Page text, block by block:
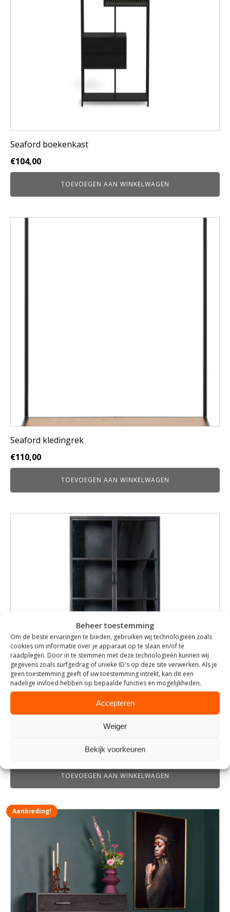
Beheer toestemming
Om de beste ervaringen te bieden, gebruiken wij technologieën zoals
cookies om informatie over je apparaat op te slaan en/of te
raadplegen. Door in te stemmen met deze technologieën kunnen wij
gegevens zoals surfgedrag of unieke ID's op deze site verwerken. Als je
geen toestemming geeft of uw toestemming intrekt, kan dit een
nadelige invloed hebben op bepaalde functies en mogelijkheden.
Accepteren
Weiger
Bekijk voorkeuren
Seaford boekenkast
€104,00
TOEVOEGEN AAN WINKELWAGEN
Seaford kledingrek
€110,00
TOEVOEGEN AAN WINKELWAGEN
TOEVOEGEN AAN WINKELWAGEN
Aanbieding!